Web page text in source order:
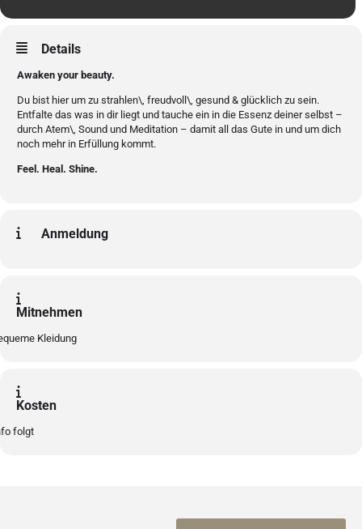
Details
Awaken your beauty.
Du bist hier um zu strahlen\, freudvoll\, gesund & glücklich zu sein.
Entfalte das was in dir liegt und tauche ein in die Essenz deiner selbst –
durch Atem\, Sound und Meditation – damit all das Gute in und um dich
noch mehr in Erfüllung kommt.
Feel. Heal. Shine.
Anmeldung
Mitnehmen
Kleidung
Kosten
folgt